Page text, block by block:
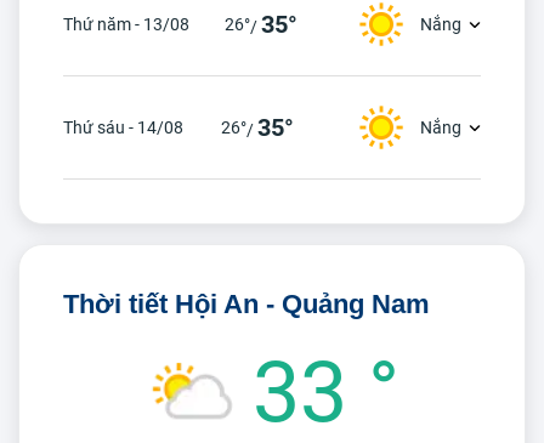
Thứ năm - 13/08 26°/35° Nắng
Thứ sáu - 14/08 26°/35° Nắng
Thời tiết Hội An - Quảng Nam
33 °